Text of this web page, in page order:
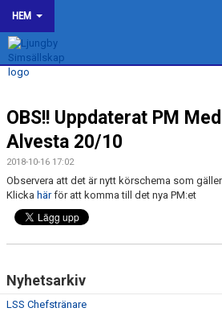
HEM
LJUNGBY SIMSÄLLSKAP
OM KLUBBEN
BILDGALLERI
KONTAKT
SPONSORER
WEBSHOP
OBS!! Uppdaterat PM
Alvesta 20/10
2018-10-16 17:02
Observera att det är nytt körschema som
Klicka härför att komma till det nya PM:et
Nyhetsarkiv
LSS Chefstränare